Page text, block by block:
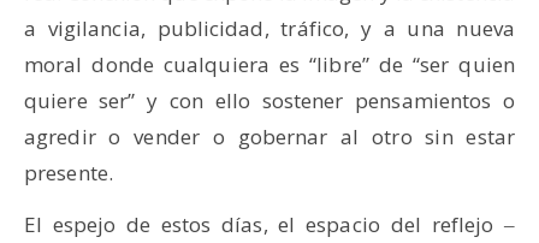
a vigilancia, publicidad, tráfico, y a una nueva
moral donde cualquiera es “libre” de “ser quien
quiere ser” y con ello sostener pensamientos o
agredir o vender o gobernar al otro sin estar
presente.
El espejo de estos días, el espacio del reflejo ‒